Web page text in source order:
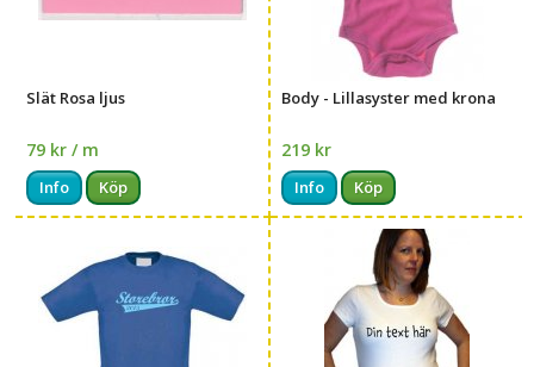
Slät Rosa ljus
79 kr / m
Info Köp
Body - Lillasyster med krona
219 kr
Info Köp